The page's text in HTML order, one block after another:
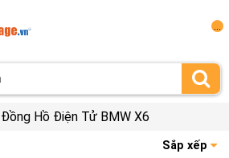
Hồ Điện Tử BMW X6
Sắp xếp